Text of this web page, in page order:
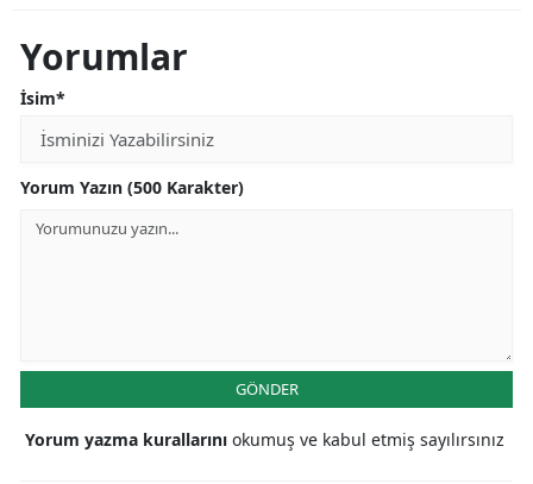
Yorumlar
İsim*
Yorum Yazın (500 Karakter)
GÖNDER
Yorum yazma kurallarını okumuş ve kabul etmiş sayılırsınız